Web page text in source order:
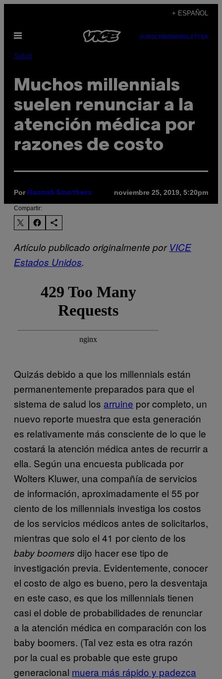
contenido
+ ESPAÑOL
Abrir
SUBSCRIBENEWSLETTER
Salud
Muchos millennials
suelen renunciar a la
atención médica por
razones de costo
Por Hannah Smothers noviembre 25, 2019, 5:20pm
Compartir:
Artículo publicado originalmente porVICE
Estados Unidos.
Quizás debido a que los millennials están
permanentemente preparados para que el
sistema de salud los arruine por completo, un
nuevo reporte muestra que esta generación
es relativamente más consciente de lo que le
costará la atención médica antes de recurrir a
ella. Según una encuesta publicada por
Wolters Kluwer, una compañía de servicios
de información, aproximadamente el 55 por
ciento de los millennials investiga los costos
de los servicios médicos antes de solicitarlos,
mientras que solo el 41 por ciento de los
baby boomers dijo hacer ese tipo de
investigación previa. Evidentemente, conocer
el costo de algo es bueno, pero la desventaja
en este caso, es que los millennials tienen
casi el doble de probabilidades de renunciar
a la atención médica en comparación con los
baby boomers. (Tal vez esta es otra razón
por la cual es probable que este grupo
generacional muera más rápido y padezca